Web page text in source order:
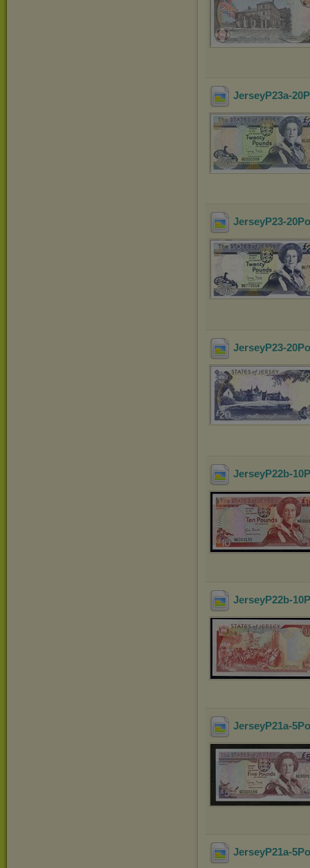
JerseyP23a-
JerseyP23-
JerseyP23-
JerseyP22b-
JerseyP22b-
JerseyP21a-
JerseyP21a-